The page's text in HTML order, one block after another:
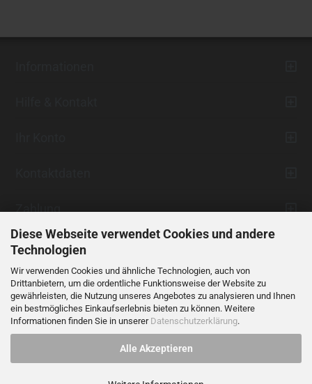
Diese Webseite verwendet Cookies und andere
Technologien
Wir verwenden Cookies und ähnliche Technologien, auch von
Drittanbietern, um die ordentliche Funktionsweise der Website zu
gewährleisten, die Nutzung unseres Angebotes zu analysieren und Ihnen
ein bestmögliches Einkaufserlebnis bieten zu können. Weitere
Informationen finden Sie in unserer Datenschutzerklärung.
Alle Akzeptieren
Zahlung
Vertrag widerrufen